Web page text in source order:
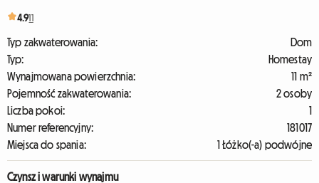
4.911
Typ zakwaterowania:
Dom
Typ:
Homestay
Wynajmowana powierzchnia:
11 m²
Pojemność zakwaterowania:
2 osoby
Liczba pokoi:
1
Numer referencyjny:
181017
Miejsca do spania:
1 Łóżko(-a) podwójne
Czynsz i warunki wynajmu